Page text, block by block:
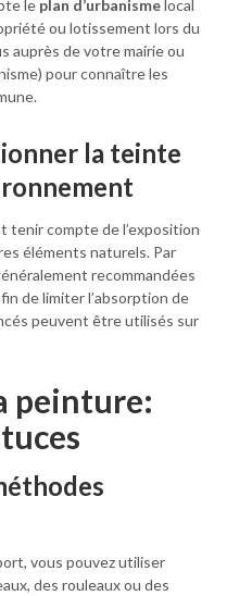
le plan d’urbanisme local
ou lotissement lors du
auprès de votre mairie ou
pour connaître les
la teinte
tenir compte de l’exposition
éléments naturels. Par
recommandées
de limiter l’absorption de
peuvent être utilisés sur
peinture:
vous pouvez utiliser
des rouleaux ou des